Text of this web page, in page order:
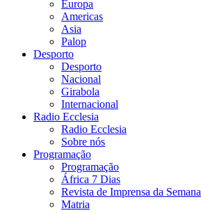
Europa
Americas
Asia
Palop
Desporto
Desporto
Nacional
Girabola
Internacional
Radio Ecclesia
Radio Ecclesia
Sobre nós
Programação
Programação
África 7 Dias
Revista de Imprensa da Semana
Matria